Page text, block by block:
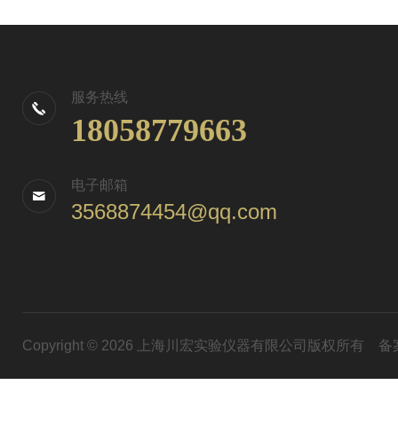
服务热线
18058779663
电子邮箱
3568874454@qq.com
Copyright © 2026 上海川宏实验仪器有限公司版权所有 备